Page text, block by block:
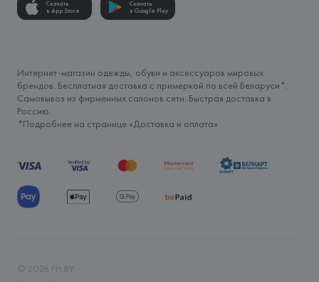
Скачать
в App Store
Скачать
в Google Play
Интернет-магазин одежды, обуви и аксессуаров мировых
брендов. Бесплатная доставка с примеркой по всей Беларуси*.
Самовывоз из фирменных салонов сети. Быстрая доставка в
Россию.
*Подробнее на странице «Доставка и оплата»
© 2026 FH.BY